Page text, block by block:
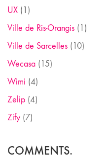
UX (1)
Ville de Ris-Orangis (1)
Ville de Sarcelles (10)
Wecasa (15)
Wimi (4)
Zelip (4)
Zify (7)
COMMENTS.